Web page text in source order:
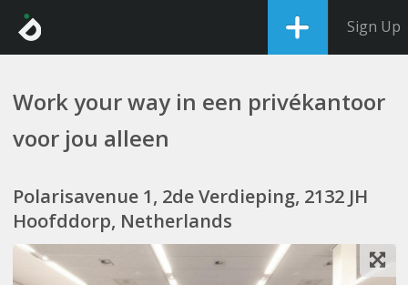
Sign Up
Work your way in een privékantoor
voor jou alleen
Polarisavenue 1, 2de Verdieping, 2132 JH
Hoofddorp, Netherlands